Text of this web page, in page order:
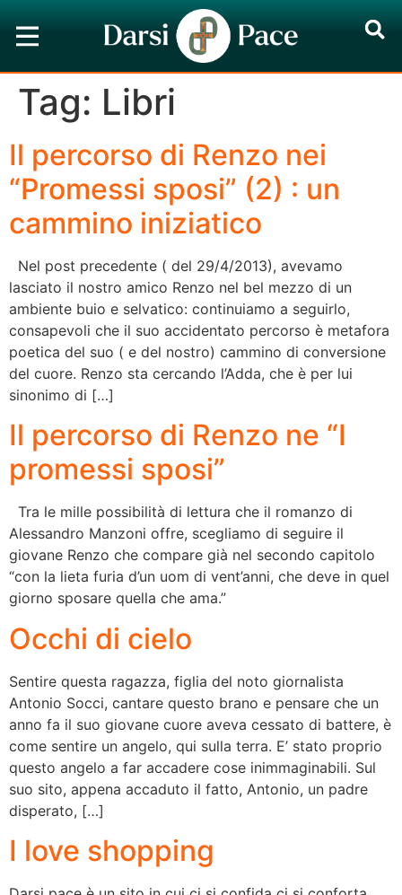
Tag: Libri
Il percorso di Renzo nei
“Promessi sposi” (2) : un
cammino iniziatico
Nel post precedente ( del 29/4/2013), avevamo
lasciato il nostro amico Renzo nel bel mezzo di un
ambiente buio e selvatico: continuiamo a seguirlo,
consapevoli che il suo accidentato percorso è metafora
poetica del suo ( e del nostro) cammino di conversione
del cuore. Renzo sta cercando l’Adda, che è per lui
sinonimo di […]
Il percorso di Renzo ne “I
promessi sposi”
Tra le mille possibilità di lettura che il romanzo di
Alessandro Manzoni offre, scegliamo di seguire il
giovane Renzo che compare già nel secondo capitolo
“con la lieta furia d’un uom di vent’anni, che deve in quel
giorno sposare quella che ama.”
Occhi di cielo
Sentire questa ragazza, figlia del noto giornalista
Antonio Socci, cantare questo brano e pensare che un
anno fa il suo giovane cuore aveva cessato di battere, è
come sentire un angelo, qui sulla terra. E’ stato proprio
questo angelo a far accadere cose inimmaginabili. Sul
suo sito, appena accaduto il fatto, Antonio, un padre
disperato, […]
I love shopping